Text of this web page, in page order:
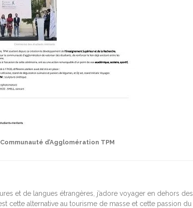
d’Agglomération TPM
et de langues étrangères, j’adore voyager en dehors des
cette alternative au tourisme de masse et cette passion du